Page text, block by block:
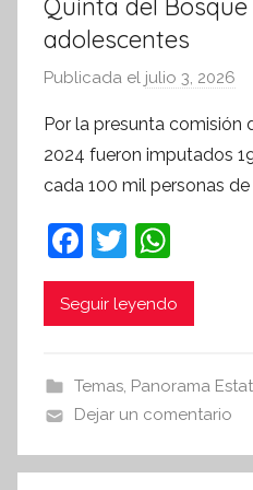
Quinta del
adolescentes
Publicada el julio 3, 2026
r
S
í
I
o
Por la presunta comisión
2024 fueron imputados
cada 100 mil personas de
F
a
c
b
o
o
T
w
itt
h
at
A
p
p
Seguir leyendo
Temas, Panorama
Dejar un comentario